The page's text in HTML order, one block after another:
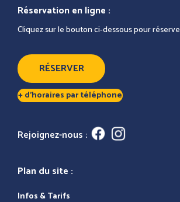
Réservation en ligne :
Cliquez sur le bouton ci-dessous pour
RÉSERVER
+ d’horaires par téléphone
Rejoignez-nous :
Plan du site :
Infos & Tarifs